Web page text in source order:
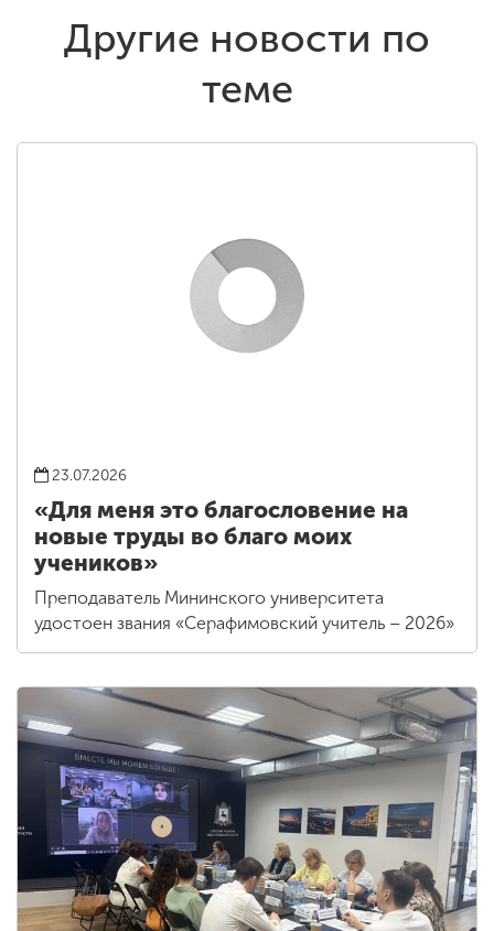
Другие новости по
теме
23.07.2026
«Для меня это благословение на
новые труды во благо моих
учеников»
Преподаватель Мининского университета
удостоен звания «Серафимовский учитель – 2026»